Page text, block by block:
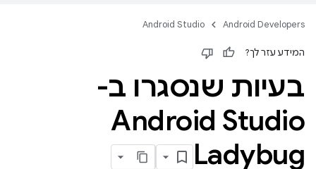
Android Developers
Android Studio
המידע עזר לך?
בעיות שנסגרו ב-
Android Studio
Ladybug